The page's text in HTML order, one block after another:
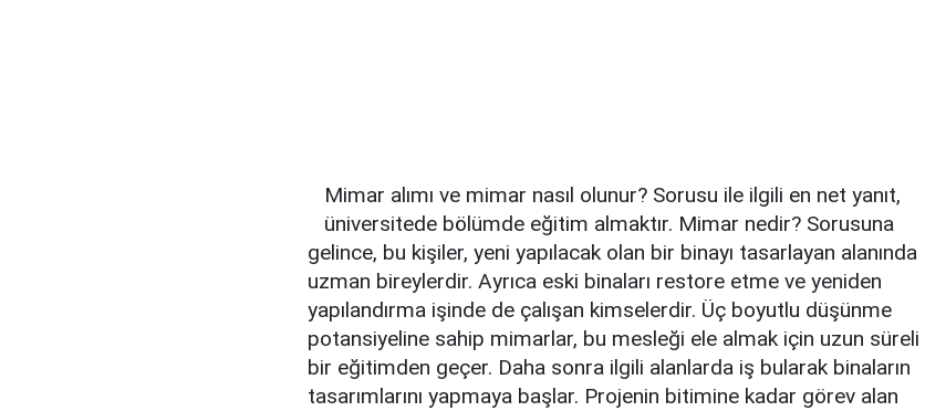
Mimar alımı ve mimar nasıl olunur? Sorusu ile ilgili en net yanıt,
üniversitede bölümde eğitim almaktır. Mimar nedir? Sorusuna
gelince, bu kişiler, yeni yapılacak olan bir binayı tasarlayan alanında
uzman bireylerdir. Ayrıca eski binaları restore etme ve yeniden
yapılandırma işinde de çalışan kimselerdir. Üç boyutlu düşünme
potansiyeline sahip mimarlar, bu mesleği ele almak için uzun süreli
bir eğitimden geçer. Daha sonra ilgili alanlarda iş bularak binaların
tasarımlarını yapmaya başlar. Projenin bitimine kadar görev alan